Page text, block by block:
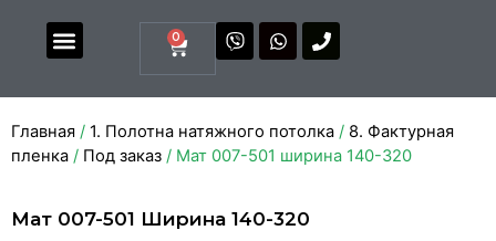
0
Главная / 1. Полотна натяжного потолка / 8. Фактурная
пленка / Под заказ / Мат 007-501 ширина 140-320
Мат 007-501 Ширина 140-320